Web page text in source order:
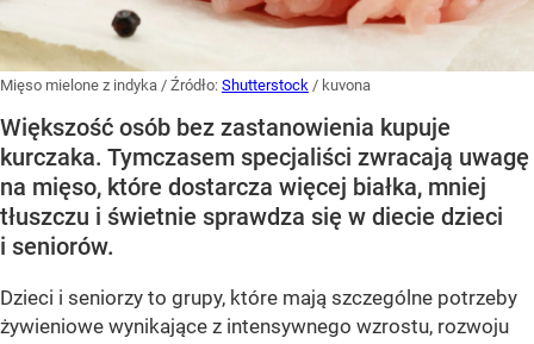
Mięso mielone z indyka / Źródło: Shutterstock / kuvona
Większość osób bez zastanowienia kupuje
kurczaka. Tymczasem specjaliści zwracają uwagę
na mięso, które dostarcza więcej białka, mniej
tłuszczu i świetnie sprawdza się w diecie dzieci
i seniorów.
Dzieci i seniorzy to grupy, które mają szczególne potrzeby
żywieniowe wynikające z intensywnego wzrostu, rozwoju